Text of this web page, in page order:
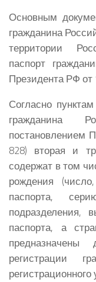
Основным
гражданина
территории
паспорт
Президента РФ от
Согласно
гражданина
постановлением
828) вторая и
содержат в том
рождения
паспорта,
подразделения,
паспорта, а
регистрации